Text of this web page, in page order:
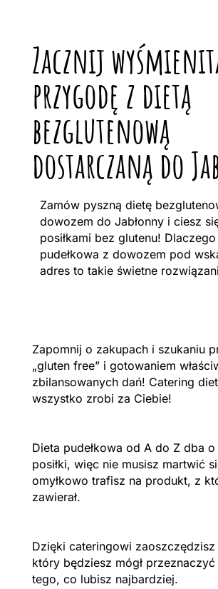
Zacznij
przygodę z dietą
bezglutenową
dostarczaną do
Zamów pyszną dietę
dowozem do Jabłonny i ciesz
posiłkami bez glutenu!
pudełkowa z dowozem pod
adres to takie świetne
Zapomnij o zakupach i szukaniu
„gluten free” i gotowaniem
zbilansowanych dań! Catering
wszystko zrobi za Ciebie!
Dieta pudełkowa od A do Z dba
posiłki, więc nie musisz martwić
omyłkowo trafisz na produkt, z
zawierał.
Dzięki cateringowi zaoszczędzisz
który będziesz mógł
tego, co lubisz najbardziej.